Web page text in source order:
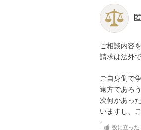
ご相談内容
請求は法外
ご自身側で
遠方であろ
次何かあっ
いますし、
役に立った